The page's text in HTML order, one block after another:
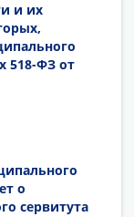
и их
518-ФЗ от
о
сервитута